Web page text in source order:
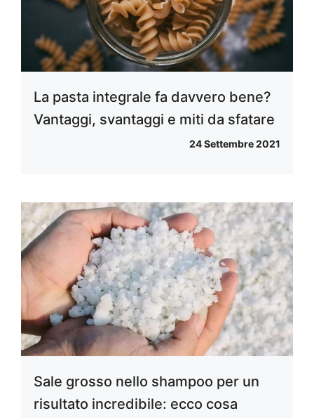
La pasta integrale fa davvero bene?
Vantaggi, svantaggi e miti da sfatare
24 Settembre 2021
Sale grosso nello shampoo per un
risultato incredibile: ecco cosa